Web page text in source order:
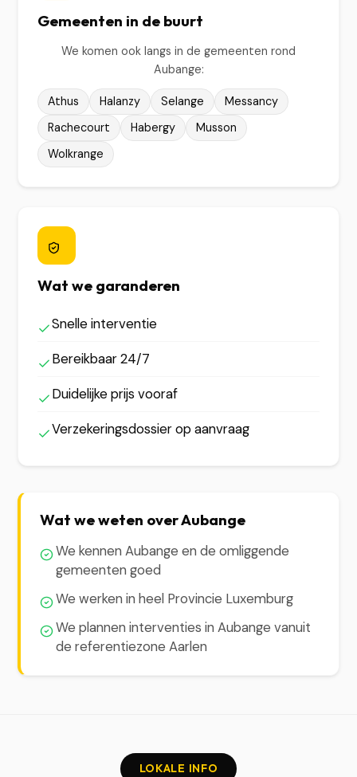
Gemeenten in de buurt
We komen ook langs in de gemeenten rond
Aubange:
Athus Halanzy Selange
Messancy
Rachecourt
Habergy
Musson
Wolkrange
Wat we garanderen
Snelle interventie
Bereikbaar 24/7
Duidelijke prijs vooraf
Verzekeringsdossier op aanvraag
Wat we weten over Aubange
We kennen Aubange en de omliggende
gemeenten goed
We werken in heel Provincie Luxemburg
We plannen interventies in Aubange vanuit
de referentiezone Aarlen
LOKALE INFO